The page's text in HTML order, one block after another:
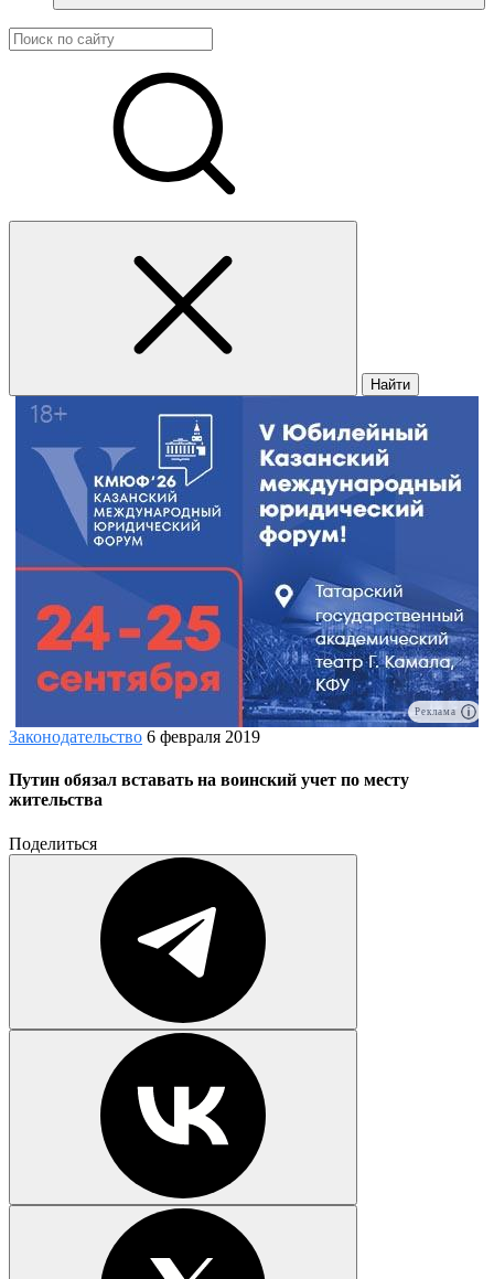
Найти
Реклама
Законодательство 6 февраля 2019
Путин обязал вставать на воинский учет по месту
жительства
Поделиться